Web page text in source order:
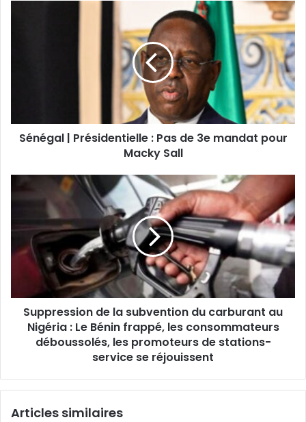
Sénégal | Présidentielle : Pas de 3e mandat pour
Macky Sall
Suppression de la subvention du carburant au
Nigéria : Le Bénin frappé, les consommateurs
déboussolés, les promoteurs de stations-
service se réjouissent
Articles similaires